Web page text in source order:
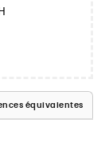
équivalentes